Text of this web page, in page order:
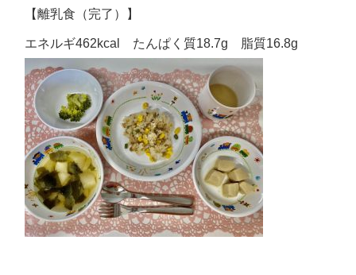
【離乳食（完了）】
エネルギ462kcal たんぱく質18.7g 脂質16.8g